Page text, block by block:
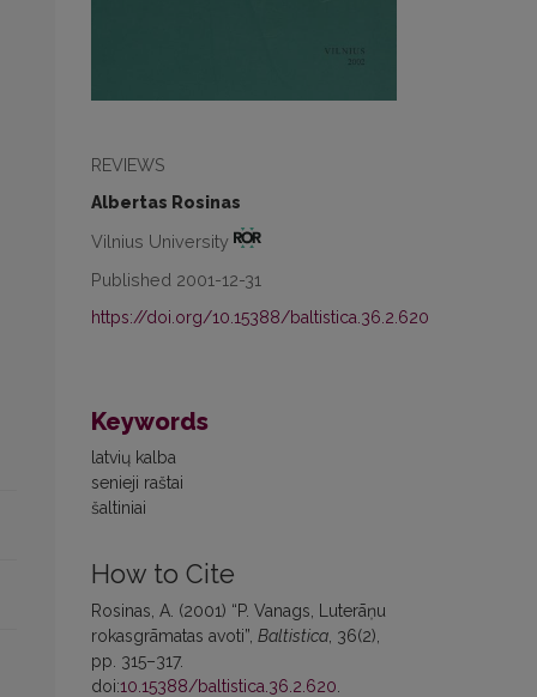
REVIEWS
Albertas Rosinas
Vilnius University
Published 2001-12-31
https://doi.org/10.15388/baltistica.36.2.620
Keywords
latvių kalba
senieji raštai
šaltiniai
How to Cite
Rosinas, A. (2001) “P. Vanags, Luterāņu
rokasgrāmatas avoti”, Baltistica , 36(2),
pp. 315–317.
doi:10.15388/baltistica.36.2.620